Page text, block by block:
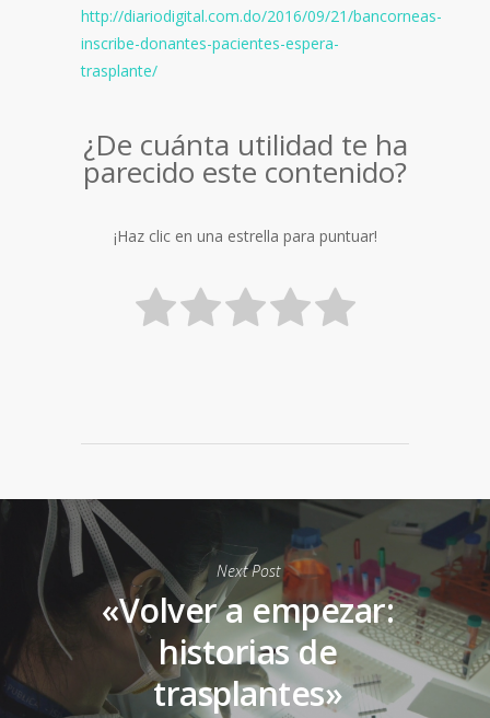
http://diariodigital.com.do/2016/09/21/bancorneas-
inscribe-donantes-pacientes-espera-
trasplante/
¿De cuánta utilidad te ha
parecido este contenido?
¡Haz clic en una estrella para puntuar!
Next Post
«Volver a empezar:
historias de
trasplantes»